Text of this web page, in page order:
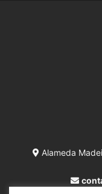
Alameda